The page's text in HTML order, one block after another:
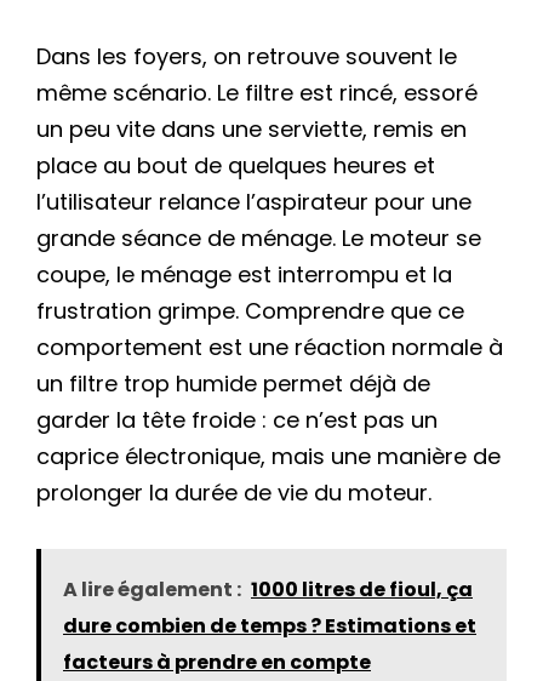
Dans les foyers, on retrouve souvent le
même scénario. Le filtre est rincé, essoré
un peu vite dans une serviette, remis en
place au bout de quelques heures et
l’utilisateur relance l’aspirateur pour une
grande séance de ménage. Le moteur se
coupe, le ménage est interrompu et la
frustration grimpe. Comprendre que ce
comportement est une réaction normale à
un filtre trop humide permet déjà de
garder la tête froide : ce n’est pas un
caprice électronique, mais une manière de
prolonger la durée de vie du moteur.
A lire également : 1000 litres de fioul, ça
dure combien de temps ? Estimations et
facteurs à prendre en compte